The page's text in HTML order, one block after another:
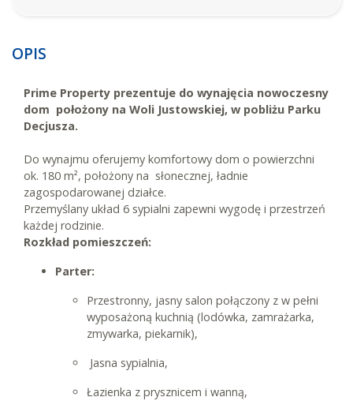
OPIS
Prime Property prezentuje do wynajęcia nowoczesny
dom położony na Woli Justowskiej, w pobliżu Parku
Decjusza.
Do wynajmu oferujemy komfortowy dom o powierzchni
ok. 180 m², położony na słonecznej, ładnie
zagospodarowanej działce.
Przemyślany układ 6 sypialni zapewni wygodę i przestrzeń
każdej rodzinie.
Rozkład pomieszczeń:
Parter:
Przestronny, jasny salon połączony z w pełni
wyposażoną kuchnią (lodówka, zamrażarka,
zmywarka, piekarnik),
Jasna sypialnia,
Łazienka z prysznicem i wanną,